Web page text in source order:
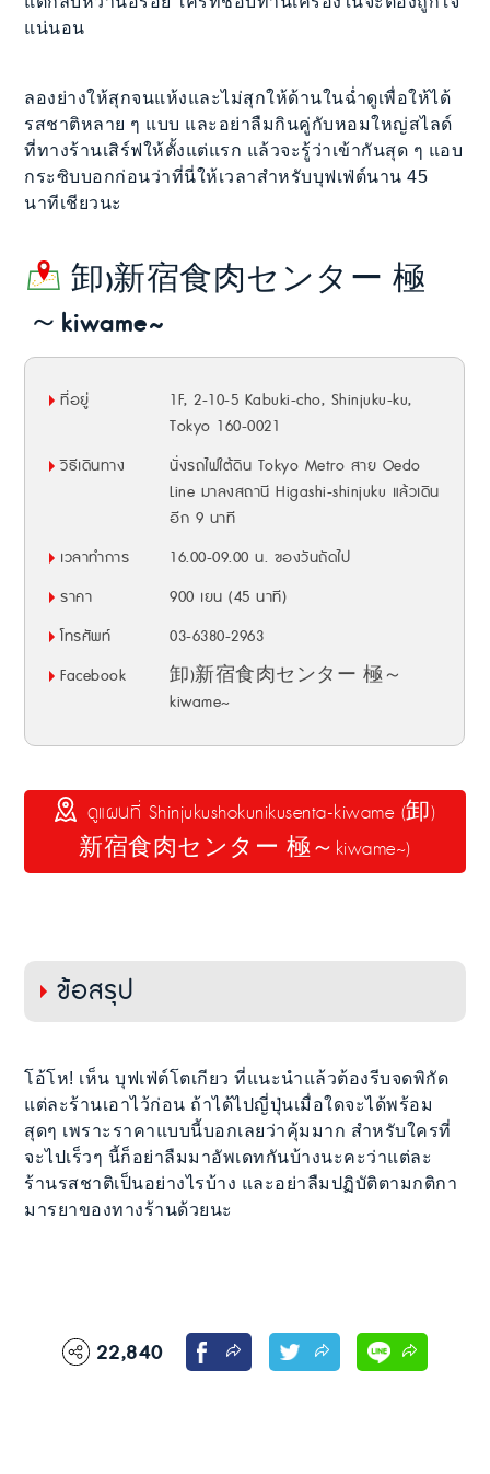
แน่นอน
ลองย่างให้สุกจนแห้งและไม่สุกให้ด้านในฉ่ำดูเพื่อให้ได้
รสชาติหลาย ๆ แบบ และอย่าลืมกินคู่กับหอมใหญ่สไลด์
ที่ทางร้านเสิร์ฟให้ตั้งแต่แรก แล้วจะรู้ว่าเข้ากันสุด ๆ แอบ
กระซิบบอกก่อนว่าที่นี่ให้เวลาสำหรับบุฟเฟ่ต์นาน 45
นาทีเชียวนะ
卸)新宿食肉センター 極
～kiwame~
ที่อยู่
1F, 2-10-5 Kabuki-cho, Shinjuku-ku,
Tokyo 160-0021
วิธีเดินทาง
นั่งรถไฟใต้ดิน Tokyo Metro สาย Oedo
Line มาลงสถานี Higashi-shinjuku แล้วเดิน
อีก 9 นาที
เวลาทำการ
16.00-09.00 น. ของวันถัดไป
ราคา
900 เยน (45 นาที)
โทรศัพท์
03-6380-2963
Facebook
卸)新宿食肉センター 極～
kiwame~
ดูแผนที่ Shinjukushokunikusenta-kiwame (卸)
新宿食肉センター 極～kiwame~)
ข้อสรุป
โอ้โห! เห็น บุฟเฟ่ต์โตเกียว ที่แนะนำแล้วต้องรีบจดพิกัด
แต่ละร้านเอาไว้ก่อน ถ้าได้ไปญี่ปุ่นเมื่อใดจะได้พร้อม
สุดๆ เพราะราคาแบบนี้บอกเลยว่าคุ้มมาก สำหรับใครที่
จะไปเร็วๆ นี้ก็อย่าลืมมาอัพเดทกันบ้างนะคะว่าแต่ละ
ร้านรสชาติเป็นอย่างไรบ้าง และอย่าลืมปฏิบัติตามกติกา
มารยาของทางร้านด้วยนะ
22,840